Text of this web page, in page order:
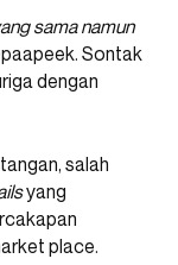
sama namun
Sontak
dengan
salah
yang
place.